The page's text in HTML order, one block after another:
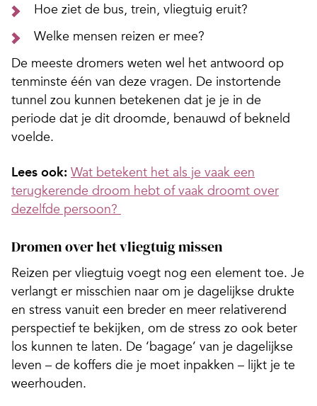
Hoe ziet de bus, trein, vliegtuig eruit?
Welke mensen reizen er mee?
De meeste dromers weten wel het antwoord op
tenminste één van deze vragen. De instortende
tunnel zou kunnen betekenen dat je je in de
periode dat je dit droomde, benauwd of bekneld
voelde.
Lees ook: Wat betekent het als je vaak een
terugkerende droom hebt of vaak droomt over
dezelfde persoon?
Dromen over het vliegtuig missen
Reizen per vliegtuig voegt nog een element toe. Je
verlangt er misschien naar om je dagelijkse drukte
en stress vanuit een breder en meer relativerend
perspectief te bekijken, om de stress zo ook beter
los kunnen te laten. De ‘bagage’ van je dagelijkse
leven – de koffers die je moet inpakken – lijkt je te
weerhouden.